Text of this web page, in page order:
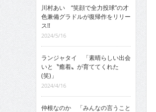
川村あい “笑顔で全力投球”の才
色兼備グラドルが復帰作をリリー
ス!!
2024/5/16
ランジャタイ 「素晴らしい出会
いと〝癒着〟が育ててくれた
(笑)」
2024/4/16
仲根なのか 「みんなの言うこと